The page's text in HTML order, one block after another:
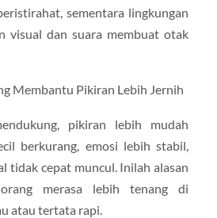
sementara lingkungan
visual dan suara membuat otak
Membantu Pikiran Lebih Jernih
pikiran lebih mudah
berkurang, emosi lebih stabil,
tidak cepat muncul. Inilah alasan
merasa lebih tenang di
atau tertata rapi.